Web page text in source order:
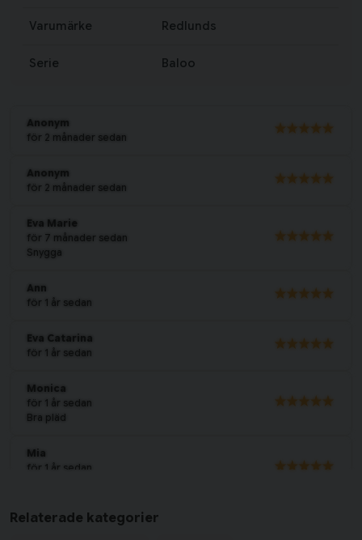
Varumärke Redlunds
Serie Baloo
Anonym
för 2 månader sedan
Anonym
för 2 månader sedan
Eva Marie
för 7 månader sedan
Snygga
Ann
för 1 år sedan
Eva Catarina
för 1 år sedan
Monica
för 1 år sedan
Bra pläd
Mia
för 1 år sedan
Öhman
Relaterade kategorier